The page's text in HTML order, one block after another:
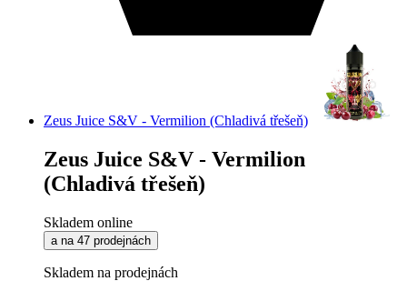
Zeus Juice S&V - Vermilion (Chladivá třešeň)
Zeus Juice S&V - Vermilion
(Chladivá třešeň)
Skladem online
a na 47 prodejnách
Skladem na prodejnách